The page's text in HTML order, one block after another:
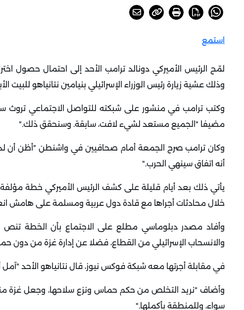
استمع
لمّح الرئيس الأميركي دونالد ترامب الأحد إلى احتمال حصول
وذلك عشية زيارة رئيس الوزراء الإسرائيلي بنيامين نتانياهو للبيت
وكتب ترامب في منشور على شبكته للتواصل الاجتماعي
مضيفا "الجميع مستعد لشيء لافت، سابقة. وسنحقق ذلك".
وكان ترامب صرح الجمعة أمام صحافيين في واشنطن "أظن أن
أنه اتفاق سينهي الحرب".
خلال محادثات أجراها مع قادة دول عربية ومسلمة على هامش
وأفاد مصدر دبلوماسي مطلع على الاجتماع بأن الخطة تنص
والانسحاب الإسرائيلي من القطاع، فضلا عن إدارة غزة من دون
في مقابلة أجرتها معه شبكة فوكس نيوز، قال نتانياهو الأحد "آمل
وأضاف "نريد التخلص من حكم حماس ونزع سلاحها، وجعل غزة
سواء، وللمنطقة بأكملها".